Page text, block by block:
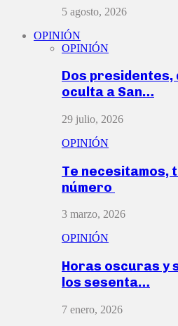
5 agosto, 2026
OPINIÓN
OPINIÓN
Dos presidentes,
oculta a San…
29 julio, 2026
OPINIÓN
Te necesitamos,
número
3 marzo, 2026
OPINIÓN
Horas oscuras y
los sesenta…
7 enero, 2026